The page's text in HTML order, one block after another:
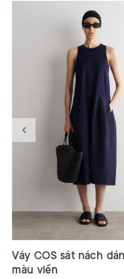
Váy COS sát nách
màu viền